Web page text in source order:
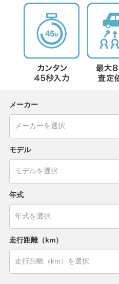
メーカー
モデル
年式
走行距離（km）